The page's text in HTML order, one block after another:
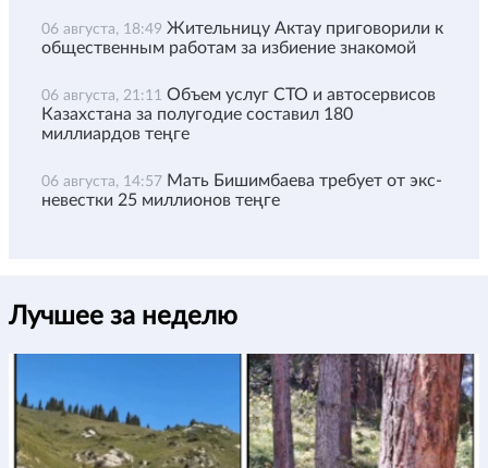
06 августа, 18:49 Жительницу Актау приговорили к
общественным работам за избиение знакомой
06 августа, 21:11 Объем услуг СТО и автосервисов
Казахстана за полугодие составил 180
миллиардов теңге
06 августа, 14:57 Мать Бишимбаева требует от экс-
невестки 25 миллионов теңге
Лучшее за неделю